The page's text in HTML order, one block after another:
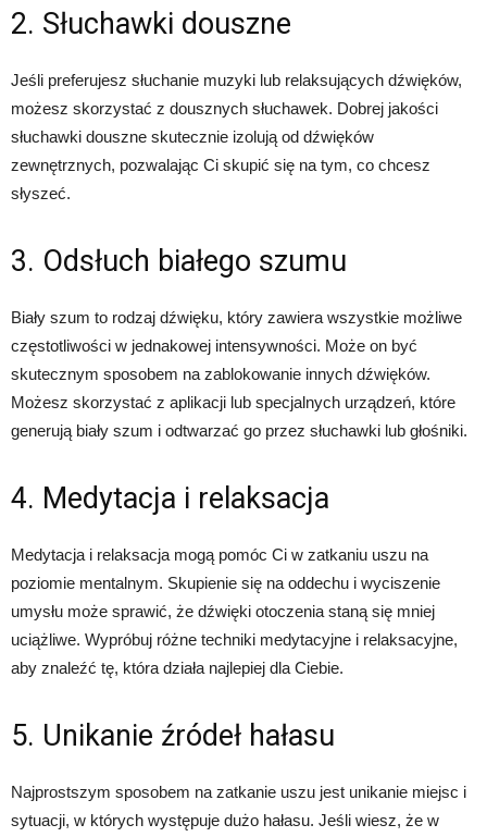
2. Słuchawki douszne
Jeśli preferujesz słuchanie muzyki lub relaksujących dźwięków,
możesz skorzystać z dousznych słuchawek. Dobrej jakości
słuchawki douszne skutecznie izolują od dźwięków
zewnętrznych, pozwalając Ci skupić się na tym, co chcesz
słyszeć.
3. Odsłuch białego szumu
Biały szum to rodzaj dźwięku, który zawiera wszystkie możliwe
częstotliwości w jednakowej intensywności. Może on być
skutecznym sposobem na zablokowanie innych dźwięków.
Możesz skorzystać z aplikacji lub specjalnych urządzeń, które
generują biały szum i odtwarzać go przez słuchawki lub głośniki.
4. Medytacja i relaksacja
Medytacja i relaksacja mogą pomóc Ci w zatkaniu uszu na
poziomie mentalnym. Skupienie się na oddechu i wyciszenie
umysłu może sprawić, że dźwięki otoczenia staną się mniej
uciążliwe. Wypróbuj różne techniki medytacyjne i relaksacyjne,
aby znaleźć tę, która działa najlepiej dla Ciebie.
5. Unikanie źródeł hałasu
Najprostszym sposobem na zatkanie uszu jest unikanie miejsc i
sytuacji, w których występuje dużo hałasu. Jeśli wiesz, że w